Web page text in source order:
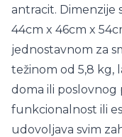
antracit. Dimenzije
44cm x 46cm x
jednostavnom za
težinom od 5,8 kg,
doma ili poslovnog
funkcionalnost ili
udovoljava svim